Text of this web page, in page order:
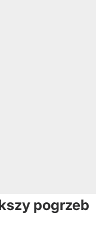
pogrzeb